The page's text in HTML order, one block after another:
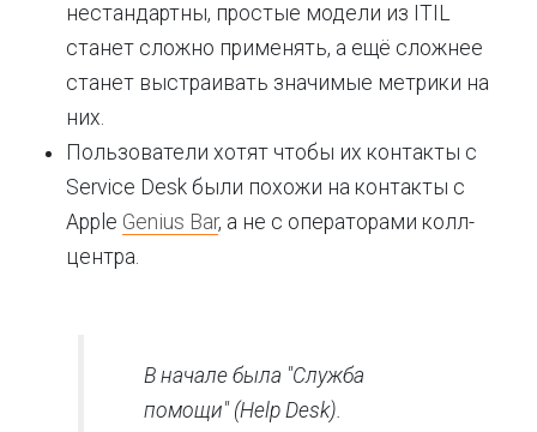
нестандартны, простые модели из ITIL
станет сложно применять, а ещё сложнее
станет выстраивать значимые метрики на
них.
Пользователи хотят чтобы их контакты с
Service Desk были похожи на контакты с
Apple Genius Bar, а не с операторами колл-
центра.
В начале была "Служба
помощи" (Help Desk).